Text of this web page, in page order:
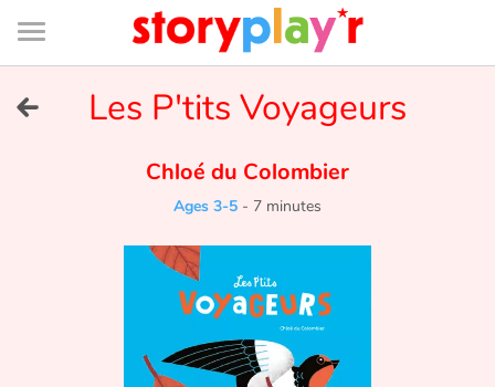
Connexion
Bibliothèque
de
page
Les P'tits Voyageurs
Chloé du Colombier
Ages 3-5 - 7 minutes